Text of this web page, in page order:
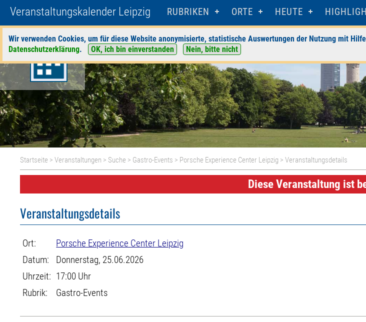
Veranstaltungskalender Leipzig RUBRIKEN ORTE HEUTE
Wir verwenden Cookies, um für diese Website anonymisierte, statistische Auswertungen der Nutzung mit
Datenschutzerklärung. OK, ich bin einverstanden Nein, bitte nicht
Startseite >Veranstaltungen > Suche > Gastro-Events > Porsche Experience Center Leipzig > Veranstaltungsdetails
Diese Veranstaltung ist
Veranstaltungsdetails
Ort:
Porsche Experience Center Leipzig
Datum:
Donnerstag, 25.06.2026
Uhrzeit: 17:00 Uhr
Rubrik:
Gastro-Events